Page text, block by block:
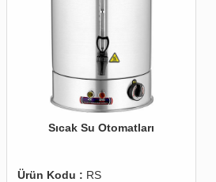
Sıcak Su Otomatları
Ürün Kodu : RS